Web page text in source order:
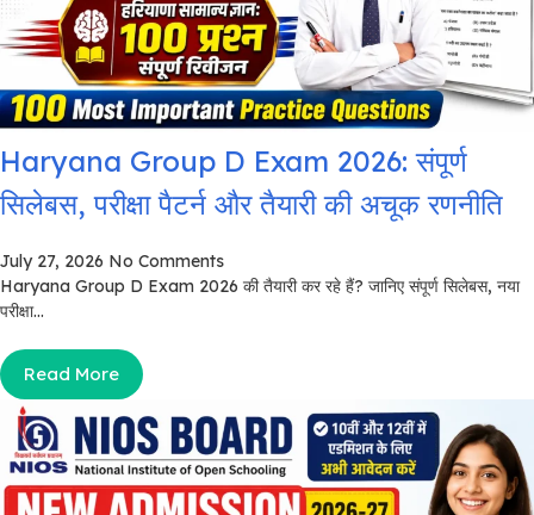
Haryana Group D Exam 2026: संपूर्ण
सिलेबस, परीक्षा पैटर्न और तैयारी की अचूक रणनीति
July 27, 2026 No Comments
Haryana Group D Exam 2026 की तैयारी कर रहे हैं? जानिए संपूर्ण सिलेबस, नया
परीक्षा...
Read More